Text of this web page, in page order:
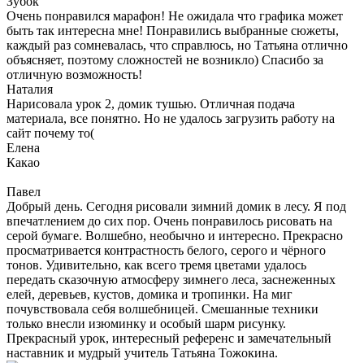
Очень понравился марафон! Не ожидала что графика может
быть так интересна мне! Понравились выбранные сюжеты,
каждый раз сомневалась, что справлюсь, но Татьяна отлично
объясняет, поэтому сложностей не возникло) Спасибо за
отличную возможность!
Наталия
Нарисовала урок 2, домик тушью. Отличная подача
материала, все понятно. Но не удалось загрузить работу на
сайт почему то(
Елена
Какао
Павел
Добрый день. Сегодня рисовали зимний домик в лесу. Я под
впечатлением до сих пор. Очень понравилось рисовать на
серой бумаге. Волшебно, необычно и интересно. Прекрасно
просматривается контрастность белого, серого и чёрного
тонов. Удивительно, как всего тремя цветами удалось
передать сказочную атмосферу зимнего леса, заснеженных
елей, деревьев, кустов, домика и тропинки. На миг
почувствовала себя волшебницей. Смешанные техники
только внесли изюминку и особый шарм рисунку.
Прекрасный урок, интересный референс и замечательный
наставник и мудрый учитель Татьяна Тожокина.